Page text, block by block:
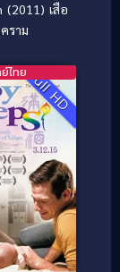
(2011) เสือ
ราม
Full HD
ไทย